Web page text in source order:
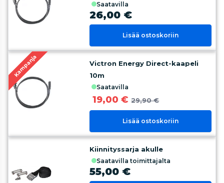
saatavilla
26,00 €
Lisää ostoskoriin
Kampanja
Victron Energy Direct-kaapeli
10m
saatavilla
19,00 € 29,90 €
Lisää ostoskoriin
Kiinnityssarja akulle
saatavilla toimittajalta
55,00 €